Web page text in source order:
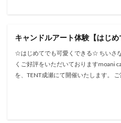
キャンドルアート体験【はじめ
☆はじめてでも可愛くできる☆ ちいさ
くご好評をいただいておりますmoani
を、TENT成瀬にて開催いたします。